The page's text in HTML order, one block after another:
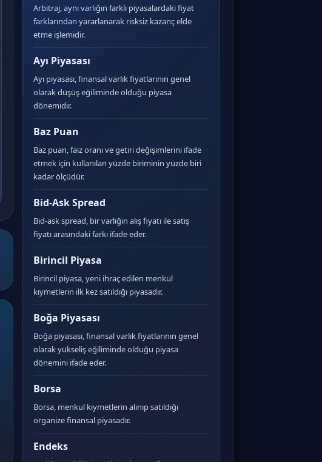
Arbitraj, aynı varlığın farklı piyasalardaki fiyat
farklarından yararlanarak risksiz kazanç elde
etme işlemidir.
Ayı Piyasası
Ayı piyasası, finansal varlık fiyatlarının genel
olarak düşüş eğiliminde olduğu piyasa
dönemidir.
Baz Puan
Baz puan, faiz oranı ve getiri değişimlerini ifade
etmek için kullanılan yüzde biriminin yüzde biri
kadar ölçüdür.
Bid-Ask Spread
Bid-ask spread, bir varlığın alış fiyatı ile satış
fiyatı arasındaki farkı ifade eder.
Birincil Piyasa
Birincil piyasa, yeni ihraç edilen menkul
kıymetlerin ilk kez satıldığı piyasadır.
Boğa Piyasası
Boğa piyasası, finansal varlık fiyatlarının genel
olarak yükseliş eğiliminde olduğu piyasa
dönemini ifade eder.
Borsa
Borsa, menkul kıymetlerin alınıp satıldığı
organize finansal piyasadır.
Endeks